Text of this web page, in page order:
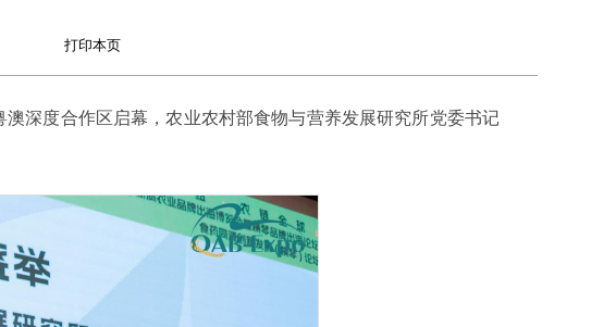
深度合作区启幕，农业农村部食物与营养发展研究所党委书记